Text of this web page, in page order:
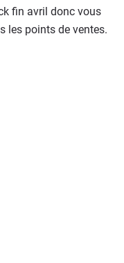
fin avril donc vous
les points de ventes.